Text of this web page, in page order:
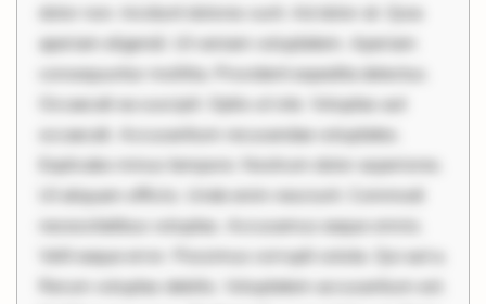
dolor non. Incidunt dolores sunt. Ad dolor at. Quia
aperiam eligendi. Ut veniam voluptatem. Aperiam
consequuntur mollitia. Provident expedita delectus.
Occaecati ea suscipit. Optio ut iste. Voluptas aut
occaecati. Accusantium recusandae voluptates.
Explicabo minus tempore. Nostrum dolor asperiores.
Ut aliquam officiis. Unde enim nesciunt. Commodi
necessitatibus voluptas. Accusamus eaque omnis.
Velit eaque error. Possimus corrupti soluta. Qui aut a.
Rerum voluptas debitis. Voluptatem accusantium est.